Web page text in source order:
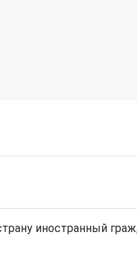
иностранный